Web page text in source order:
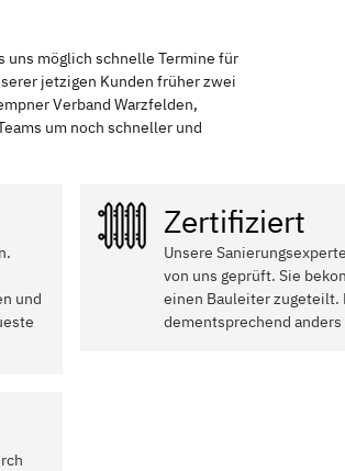
uns möglich schnelle Termine für
jetzigen Kunden früher zwei
Verband Warzfelden,
um noch schneller und
und
Zertifiziert
Unsere
von uns geprüft. Sie
einen Bauleiter zugeteilt.
dementsprechend